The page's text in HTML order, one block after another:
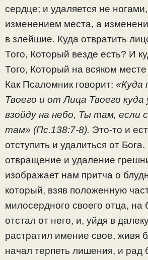
сердце; и удаляется не
изменением места, а
в злейшие. Куда отвратить
Того, Который везде есть? И
Того, Который на всяком месте
Как Псаломник говорит: «Куда
Твоего и от Лица Твоего куда
взойду на небо, Ты там, если
там» (Пс.138:7-8). Это-то и
отступить и удалиться от
отвращение и удаление
изображает нам притча о
который, взяв положенную
милосердного своего отца, на
отстал от него, и, уйдя в
растратил имение свое, живя
начал терпеть лишения, и рад